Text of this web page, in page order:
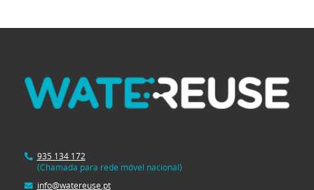
935 134 172
(Chamada para rede móvel nacional)
info@watereuse.pt